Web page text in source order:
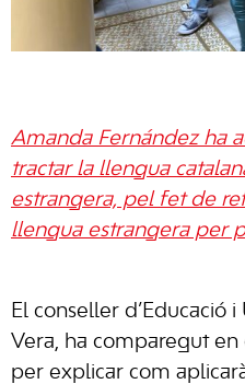
Amanda Fernández ha
tractar la llengua
estrangera, pel fet de
llengua estrangera per
El conseller d’Educació
Vera, ha comparegut
per explicar com